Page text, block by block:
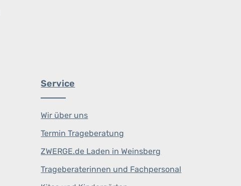
Service
Wir über uns
Termin Trageberatung
ZWERGE.de Laden in Weinsberg
Trageberaterinnen und Fachpersonal